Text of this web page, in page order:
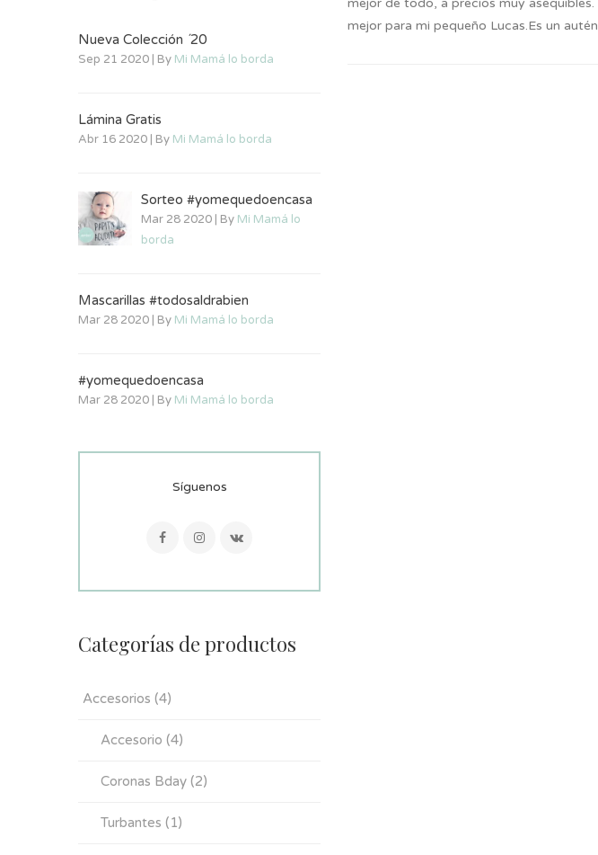
Nueva Colección ´20
Sep 21 2020 | By Mi Mamá lo borda
Lámina Gratis
Abr 16 2020 | By Mi Mamá lo borda
Sorteo #yomequedoencasa
Mar 28 2020 | By Mi Mamá lo
borda
Mascarillas #todosaldrabien
Mar 28 2020 | By Mi Mamá lo borda
#yomequedoencasa
Mar 28 2020 | By Mi Mamá lo borda
Síguenos
Categorías de productos
Accesorios (4)
Accesorio (4)
Coronas Bday (2)
Turbantes (1)
mejor para mi pequeño Lucas.Es un